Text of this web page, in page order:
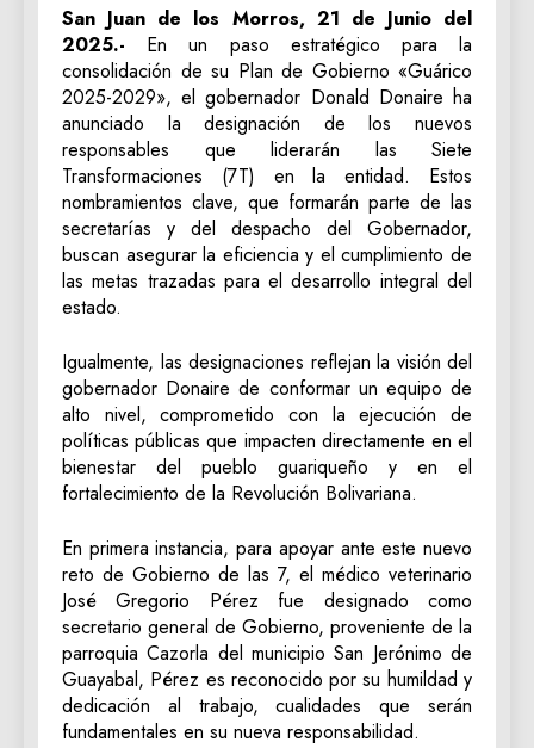
‎San Juan de los Morros, 21 de Junio del
2025.- En un paso estratégico para la
consolidación de su Plan de Gobierno «Guárico
2025-2029», el gobernador Donald Donaire ha
anunciado la designación de los nuevos
responsables que liderarán las Siete
Transformaciones (7T) en la entidad. Estos
nombramientos clave, que formarán parte de las
secretarías y del despacho del Gobernador,
buscan asegurar la eficiencia y el cumplimiento de
las metas trazadas para el desarrollo integral del
estado.
‎Igualmente, las designaciones reflejan la visión del
gobernador Donaire de conformar un equipo de
alto nivel, comprometido con la ejecución de
políticas públicas que impacten directamente en el
bienestar del pueblo guariqueño y en el
fortalecimiento de la Revolución Bolivariana.
En primera instancia, para apoyar ante este nuevo
reto de Gobierno de las 7, el médico veterinario
José Gregorio Pérez fue designado como
secretario general de Gobierno, proveniente de la
parroquia Cazorla del municipio San Jerónimo de
Guayabal, Pérez es reconocido por su humildad y
dedicación al trabajo, cualidades que serán
fundamentales en su nueva responsabilidad.